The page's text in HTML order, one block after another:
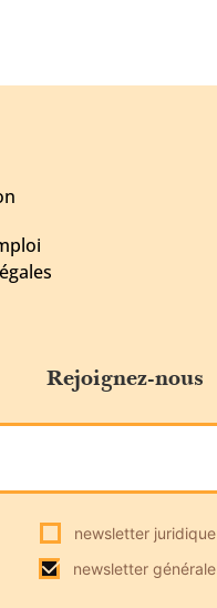
Rejoignez-nous
newsletter juridique
newsletter générale